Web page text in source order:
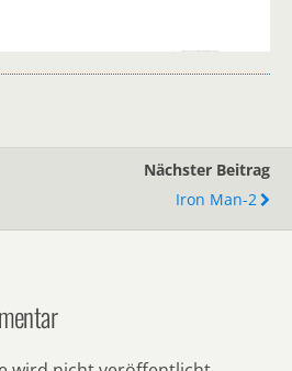
Nächster Beitrag
Iron Man-2